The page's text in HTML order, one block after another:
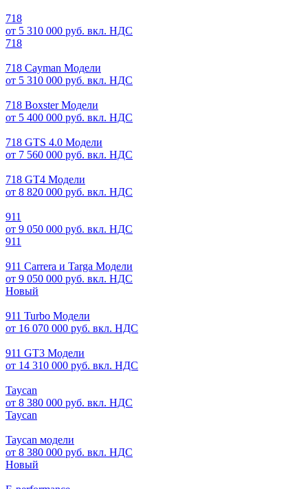
718
от 5 310 000 руб. вкл. НДС
718
718 Cayman Модели
от 5 310 000 руб. вкл. НДС
718 Boxster Модели
от 5 400 000 руб. вкл. НДС
718 GTS 4.0 Модели
от 7 560 000 руб. вкл. НДС
718 GT4 Модели
от 8 820 000 руб. вкл. НДС
911
от 9 050 000 руб. вкл. НДС
911
911 Carrera и Targa Модели
от 9 050 000 руб. вкл. НДС
Новый
911 Turbo Модели
от 16 070 000 руб. вкл. НДС
911 GT3 Модели
от 14 310 000 руб. вкл. НДС
Taycan
от 8 380 000 руб. вкл. НДС
Taycan
Taycan модели
от 8 380 000 руб. вкл. НДС
Новый